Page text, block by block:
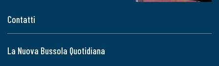
Contatti
La Nuova Bussola Quotidiana